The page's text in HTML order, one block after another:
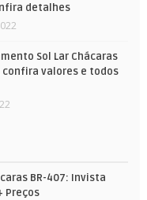
detalhes
Sol Lar Chácaras
confira valores e todos
BR-407: Invista
Preços